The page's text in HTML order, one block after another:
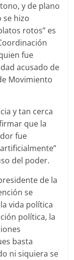
y de plano
se hizo
rotos” es
fue
acusado de
Movimiento
y tan cerca
que la
fue
del poder.
de la
se
vida política
política, la
basta
ni siquiera se